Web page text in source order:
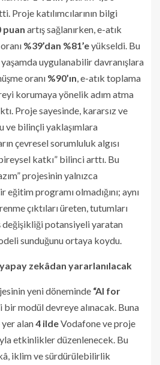
Proje katılımcılarının bilgi
puan artış sağlanırken, e-atık
%39’dan %81’eyükseldi. Bu
uygulanabilir davranışlara
oranı %90’ın , e-atık toplama
korumaya yönelik adım atma
Proje sayesinde, kararsız ve
ve bilinçli yaklaşımlara
çevresel sorumluluk algısı
katkı” bilinci arttı. Bu
projesinin yalnızca
programı olmadığını; aynı
çıktıları üreten, tutumları
değişikliği potansiyeli yaratan
sunduğunu ortaya koydu.
zekâdan yararlanılacak
yeni döneminde “AI for
bir modül devreye alınacak. Buna
alan4 ildeVodafone ve proje
etkinlikler düzenlenecek. Bu
iklim ve sürdürülebilirlik